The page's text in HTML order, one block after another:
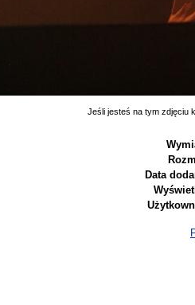
Jeśli jesteś na tym zdjęciu
Data